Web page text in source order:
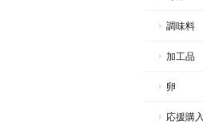
調味料
加工品
卵
応援購入